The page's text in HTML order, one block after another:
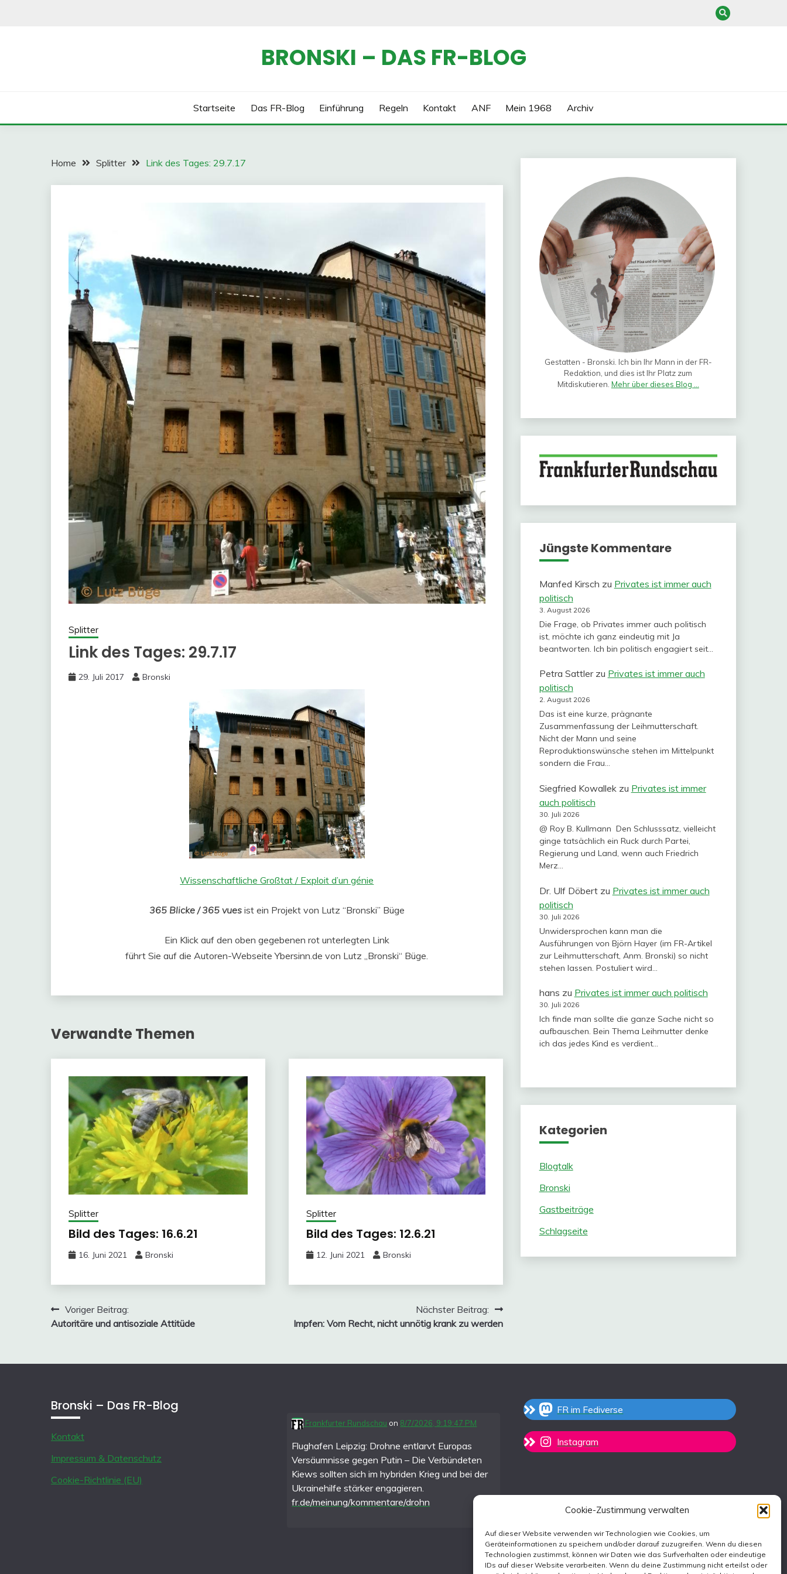
Cookie-Zustimmung verwalten
Auf dieser Website verwenden wir Technologien wie Cookies, um
Geräteinformationen zu speichern und/oder darauf zuzugreifen. Wenn du diesen
Technologien zustimmst, können wir Daten wie das Surfverhalten oder eindeutige
IDs auf dieser Website verarbeiten. Wenn du deine Zustimmung nicht erteilst oder
BRONSKI – DAS FR-BLOG
Startseite Das FR-Blog Einführung Regeln Kontakt ANF Mein 1968 Archiv
Home Splitter Link des Tages: 29.7.17
Splitter
Link des Tages: 29.7.17
29. Juli 2017 Bronski
Wissenschaftliche Großtat / Exploit d’un génie
365 Blicke / 365 vuesist ein Projekt von Lutz “Bronski” Büge
Ein Klick auf den oben gegebenen rot unterlegten Link
führt Sie auf die Autoren-Webseite Ybersinn.de von Lutz „Bronski“ Büge.
Verwandte Themen
Splitter
Bild des Tages: 16.6.21
16. Juni 2021 Bronski
Splitter
Bild des Tages: 12.6.21
12. Juni 2021 Bronski
Beitragsnavigation
Voriger Beitrag:
Autoritäre und antisoziale Attitüde
Nächster Beitrag:
Impfen: Vom Recht, nicht unnötig krank zu werden
Gestatten - Bronski. Ich bin Ihr Mann in der FR-
Redaktion, und dies ist Ihr Platz zum
Mitdiskutieren. Mehr über dieses Blog ...
Jüngste Kommentare
Manfed Kirsch zu Privates ist immer auch
politisch
3. August 2026
Die Frage, ob Privates immer auch politisch
ist, möchte ich ganz eindeutig mit Ja
beantworten. Ich bin politisch engagiert seit…
Petra Sattlerzu Privates ist immer auch
politisch
2. August 2026
Das ist eine kurze, prägnante
Zusammenfassung der Leihmutterschaft.
Nicht der Mann und seine
Reproduktionswünsche stehen im Mittelpunkt
sondern die Frau…
Siegfried Kowallekzu Privates ist immer
auch politisch
30. Juli 2026
@ Roy B. Kullmann Den Schlusssatz, vielleicht
ginge tatsächlich ein Ruck durch Partei,
Regierung und Land, wenn auch Friedrich
Merz…
Dr. Ulf Döbertzu Privates ist immer auch
politisch
30. Juli 2026
Unwidersprochen kann man die
Ausführungen von Björn Hayer (im FR-Artikel
zur Leihmutterschaft, Anm. Bronski) so nicht
stehen lassen. Postuliert wird…
hans zu Privates ist immer auch politisch
30. Juli 2026
Ich finde man sollte die ganze Sache nicht so
aufbauschen. Bein Thema Leihmutter denke
ich das jedes Kind es verdient…
Kategorien
Blogtalk
Bronski
Gastbeiträge
Schlagseite
Bronski – Das FR-Blog
Kontakt
Impressum & Datenschutz
Cookie-Richtlinie (EU)
Frankfurter Rundschau on 8/7/2026, 9:19:47 PM
Flughafen Leipzig: Drohne entlarvt Europas
Versäumnisse gegen Putin – Die Verbündeten
Kiews sollten sich im hybriden Krieg und bei der
Ukrainehilfe stärker engagieren.
fr.de/meinung/kommentare/drohn
FR im Fediverse
Instagram